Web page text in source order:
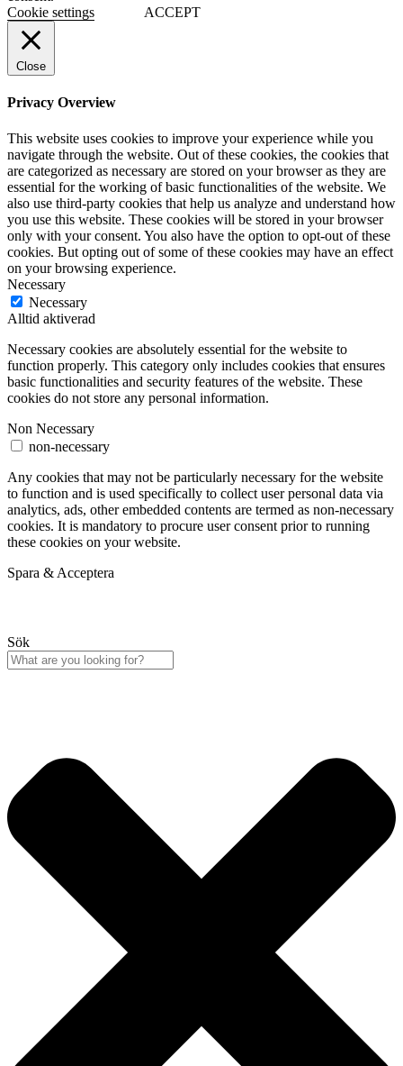
Cookie settings
ACCEPT
Close
Privacy Overview
This website uses cookies to improve your experience while you
navigate through the website. Out of these cookies, the cookies that
are categorized as necessary are stored on your browser as they are
essential for the working of basic functionalities of the website. We
also use third-party cookies that help us analyze and understand how
you use this website. These cookies will be stored in your browser
only with your consent. You also have the option to opt-out of these
cookies. But opting out of some of these cookies may have an effect
on your browsing experience.
Necessary
Necessary
Alltid aktiverad
Necessary cookies are absolutely essential for the website to
function properly. This category only includes cookies that ensures
basic functionalities and security features of the website. These
cookies do not store any personal information.
Non Necessary
non-necessary
Any cookies that may not be particularly necessary for the website
to function and is used specifically to collect user personal data via
analytics, ads, other embedded contents are termed as non-necessary
cookies. It is mandatory to procure user consent prior to running
these cookies on your website.
Spara & Acceptera
Sök